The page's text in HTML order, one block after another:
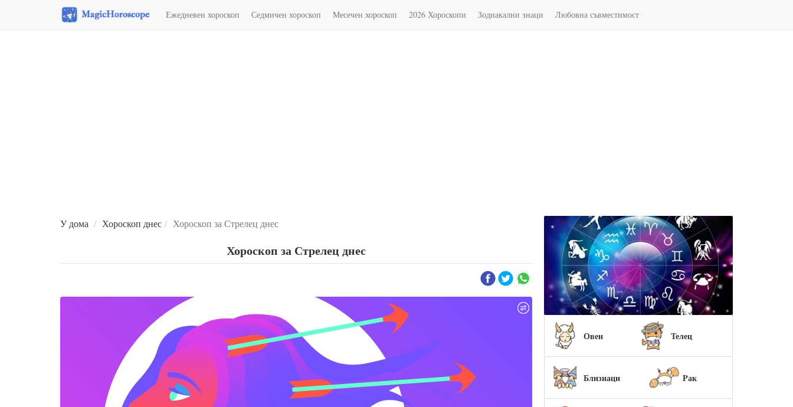
Ежедневен хороскоп Седмичен хороскоп Месечен хороскоп 2026 Хороскопи Зодиакални знаци Любовна съвместимост
У дома Хороскоп днес Хороскоп за Стрелец днес
Хороскоп за Стрелец днес
Овен Телец
Близнаци Pак